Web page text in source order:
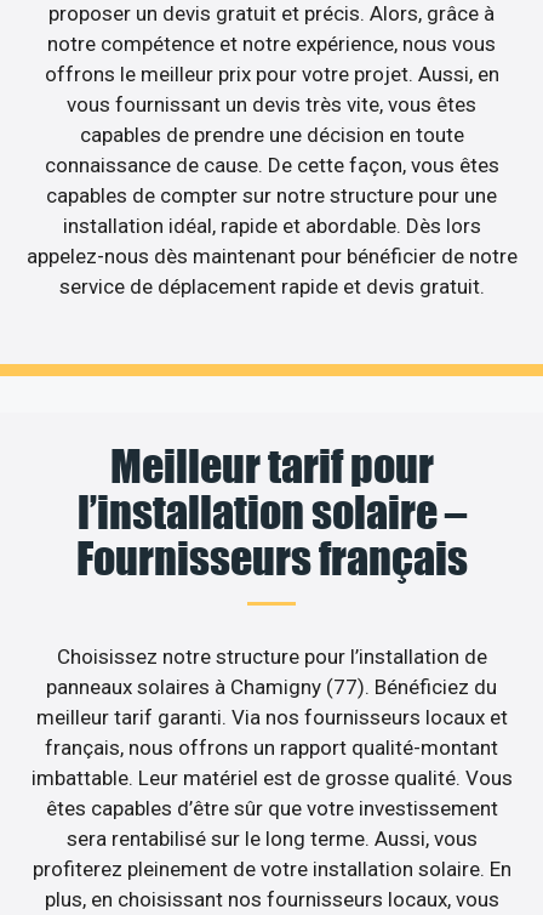
proposer un devis gratuit et précis. Alors, grâce à
notre compétence et notre expérience, nous vous
offrons le meilleur prix pour votre projet. Aussi, en
vous fournissant un devis très vite, vous êtes
capables de prendre une décision en toute
connaissance de cause. De cette façon, vous êtes
capables de compter sur notre structure pour une
installation idéal, rapide et abordable. Dès lors
appelez-nous dès maintenant pour bénéficier de notre
service de déplacement rapide et devis gratuit.
Meilleur tarif pour
l’installation solaire –
Fournisseurs français
Choisissez notre structure pour l’installation de
panneaux solaires à Chamigny (77). Bénéficiez du
meilleur tarif garanti. Via nos fournisseurs locaux et
français, nous offrons un rapport qualité-montant
imbattable. Leur matériel est de grosse qualité. Vous
êtes capables d’être sûr que votre investissement
sera rentabilisé sur le long terme. Aussi, vous
profiterez pleinement de votre installation solaire. En
plus, en choisissant nos fournisseurs locaux, vous